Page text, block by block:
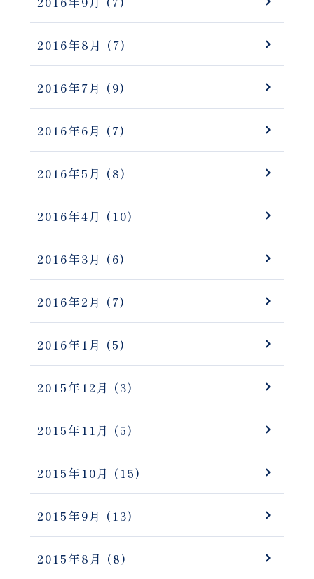
2016年8月 (7)
2016年7月 (9)
2016年6月 (7)
2016年5月 (8)
2016年4月 (10)
2016年3月 (6)
2016年2月 (7)
2016年1月 (5)
2015年12月 (3)
2015年11月 (5)
2015年10月 (15)
2015年9月 (13)
2015年8月 (8)